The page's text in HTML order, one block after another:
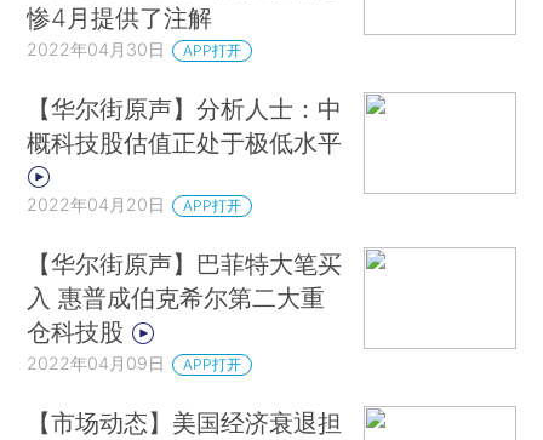
惨4月提供了注解
2022年04月30日 APP打开
【华尔街原声】分析人士：中
概科技股估值正处于极低水平
2022年04月20日 APP打开
【华尔街原声】巴菲特大笔买
入 惠普成伯克希尔第二大重
仓科技股
2022年04月09日 APP打开
【市场动态】美国经济衰退担